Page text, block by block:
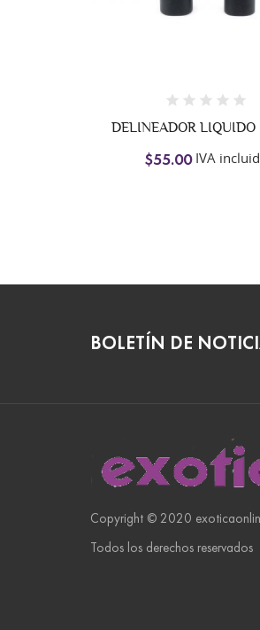
LIQUIDO ITALIA
BOLETÍN DE
Copyright © 2020
Todos los derechos reservados